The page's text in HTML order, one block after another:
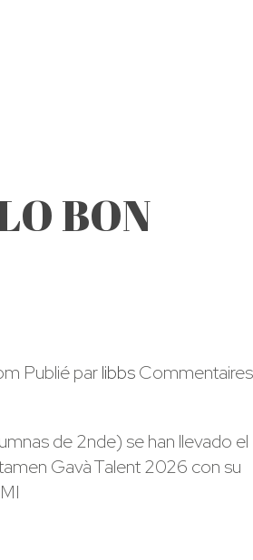
BON
Publié parlibbsCommentaires
de 2nde) se han llevado el
Gavà Talent 2026 con su